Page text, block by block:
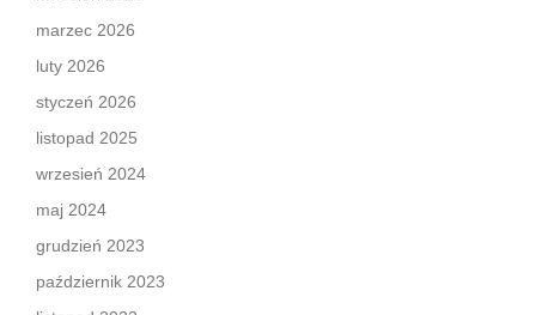
marzec 2026
luty 2026
styczeń 2026
listopad 2025
wrzesień 2024
maj 2024
grudzień 2023
październik 2023